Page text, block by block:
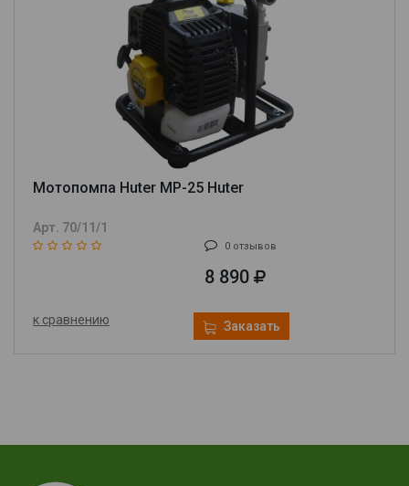
Мотопомпа Huter MP-25 Huter
Арт. 70/11/1
0 отзывов
8 890
к сравнению Заказать